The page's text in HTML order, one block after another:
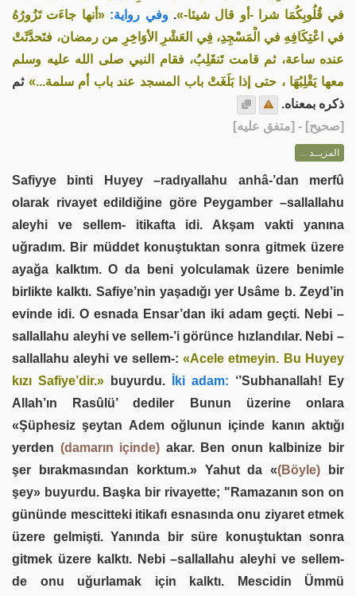
في قُلُوبِكُمَا شرا -أو قال شيئا-». وفي رواية: «أنها جاءَت تَزُورُهُ
في اعْتِكَافِهِ في الْمَسْجِدِ، فِي العَشْرِ الأوَاخِرِ من رمضان، فتَحدَّثَتْ
عنده ساعة، ثم قامت تَنقَلِبُ، فقام النبي صلى الله عليه وسلم
معها يَقْلِبُهَا ، حتى إذا بَلَغَتْ باب المسجد عند باب أم سلمة...» ثم
ذكره بمعناه.
[صحيح] - [متفق عليه]
المزيــد ...
Safiyye binti Huyey –radıyallahu anhâ-’dan merfû
olarak rivayet edildiğine göre Peygamber –sallallahu
aleyhi ve sellem- itikafta idi. Akşam vakti yanına
uğradım. Bir müddet konuştuktan sonra gitmek üzere
ayağa kalktım. O da beni yolculamak üzere benimle
birlikte kalktı. Safiye’nin yaşadığı yer Usâme b. Zeyd’in
evinde idi. O esnada Ensar’dan iki adam geçti. Nebi –
sallallahu aleyhi ve sellem-’i görünce hızlandılar. Nebi –
sallallahu aleyhi ve sellem-:«Acele etmeyin. Bu Huyey
kızı Safiye’dir.» buyurdu. İki adam: ‘’Subhanallah! Ey
Allah’ın Rasûlü’ dediler Bunun üzerine onlara
«Şüphesiz şeytan Adem oğlunun içinde kanın aktığı
yerden (damarın içinde) akar. Ben onun kalbinize bir
şer bırakmasından korktum.» Yahut da «(Böyle) bir
şey» buyurdu. Başka bir rivayette; "Ramazanın son on
gününde mescitteki itikafı esnasında onu ziyaret etmek
üzere gelmişti. Yanında bir süre konuştuktan sonra
gitmek üzere kalktı. Nebi –sallallahu aleyhi ve sellem-
de onu uğurlamak için kalktı. Mescidin Ümmü